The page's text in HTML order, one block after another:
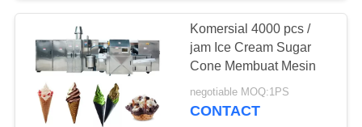
Komersial 4000 pcs /
jam Ice Cream Sugar
Cone Membuat Mesin
negotiable MOQ:1PS
CONTACT